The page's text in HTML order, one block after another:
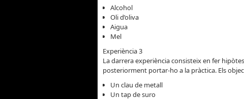
Alcohol
Oli d’oliva
Aigua
Mel
Experiència 3
La darrera experiència consisteix en fer
posteriorment portar-ho a la pràctica. Els
Un clau de metall
Un tap de suro